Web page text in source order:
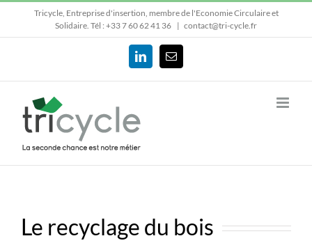
contenu
Tricycle, Entreprise d'insertion, membre de l'Economie Circulaire et
Solidaire. Tél : +33 7 60 62 41 36 | contact@tri-cycle.fr
LinkedInEmail
Le recyclage du bois